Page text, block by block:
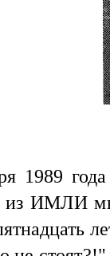
1989
из ИМЛИ